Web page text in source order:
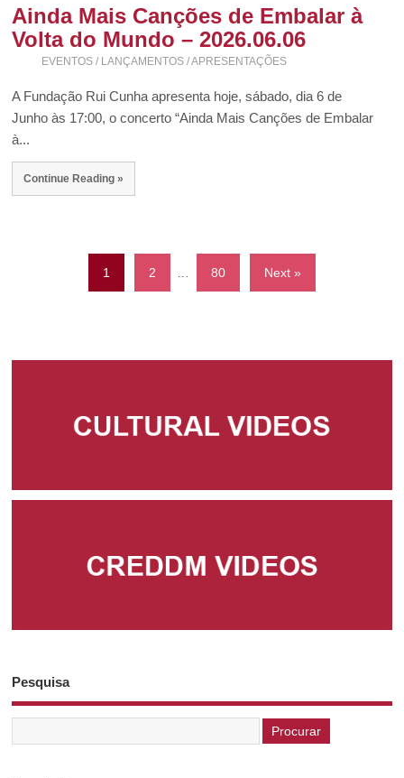
Ainda Mais Canções de Embalar à
Volta do Mundo – 2026.06.06
EVENTOS / LANÇAMENTOS / APRESENTAÇÕES
A Fundação Rui Cunha apresenta hoje, sábado, dia 6 de
Junho às 17:00, o concerto “Ainda Mais Canções de Embalar
à...
Continue Reading »
1 2 80 Next »
Pesquisa